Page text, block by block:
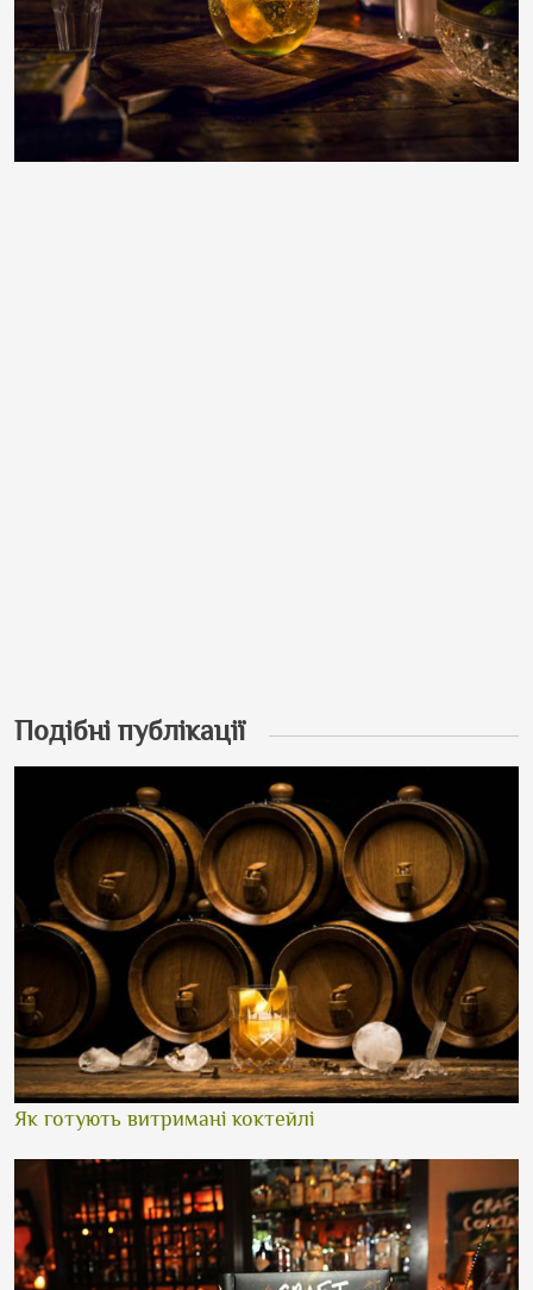
Подібні публікації
Як готують витримані коктейлі